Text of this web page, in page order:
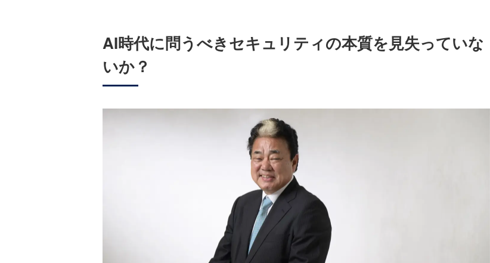
AI時代に問うべきセキュリティの本質を見失っていな
いか？